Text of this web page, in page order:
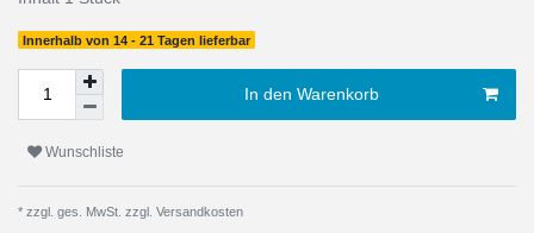
Innerhalb von 14 - 21 Tagen lieferbar
In den Warenkorb
Wunschliste
* zzgl. ges. MwSt. zzgl. Versandkosten